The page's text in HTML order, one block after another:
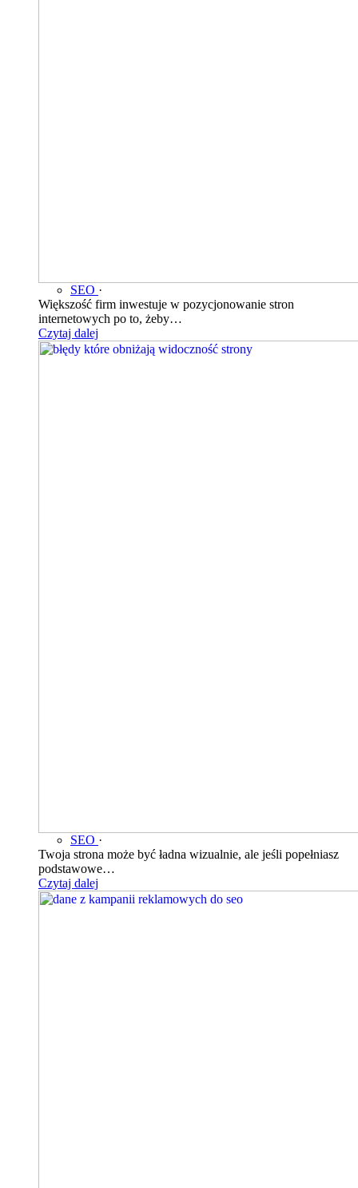
SEO ·
Większość firm inwestuje w pozycjonowanie stron
internetowych po to, żeby…
Czytaj dalej
SEO ·
Twoja strona może być ładna wizualnie, ale jeśli popełniasz
podstawowe…
Czytaj dalej